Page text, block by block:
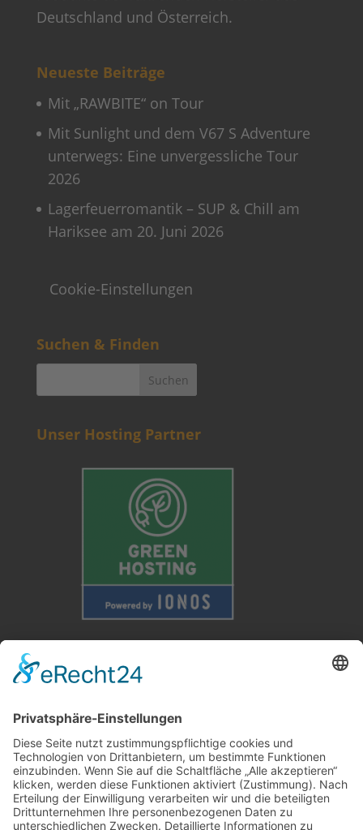
Deutschland und Österreich.
Neueste Beiträge
Mit „RAWBITE“ on Tour
Mit Sunlight und dem V67 S Adventure
unterwegs: Eine unvergessliche Tour
2026
Lagerfeuerromantik – SUP & Chill am
Hariksee am 20. Juni 2026
Cookie-Einstellungen
Suchen & Finden
Unser Hosting Partner
Weitere Informationen
Kontakt
Newsletter
FAQ
Schlagworte